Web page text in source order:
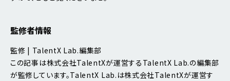
監修者情報
監修 | TalentX Lab.編集部
この記事は株式会社TalentXが運営するTalentX Lab.の編集部
が監修しています。TalentX Lab.は株式会社TalentXが運営す